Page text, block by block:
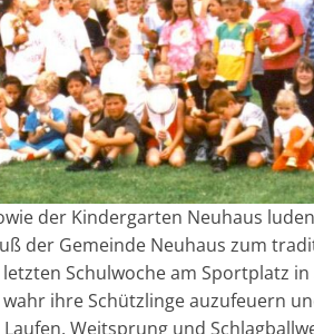
der Kindergarten Neuhaus
der Gemeinde Neuhaus zum
Schulwoche am Sportplatz in
ihre Schützlinge auzufeuern
Weitsprung und